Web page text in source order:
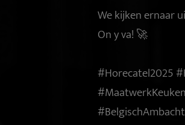
We kijken ernaar
On y va! 🚀
#Horecatel2025